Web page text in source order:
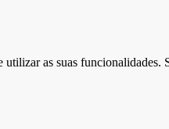
as suas funcionalidades.